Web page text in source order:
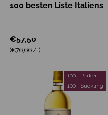
100 besten Liste Italiens
€57,50
Grundpreis
(€76,66 / )
100 | Parker
100 | Suckling